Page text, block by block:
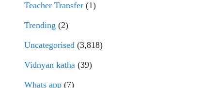
Teacher Transfer (1)
Trending (2)
Uncategorised (3,818)
Vidnyan katha (39)
Whats app (7)